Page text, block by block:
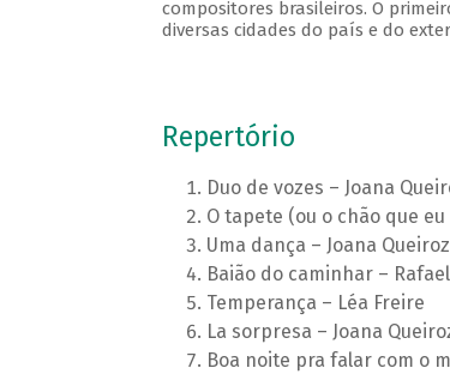
compositores brasileiros. O
diversas cidades do país e do
Repertório
Duo de vozes – Joana
O tapete (ou o chão que
Uma dança – Joana Queiroz
Baião do caminhar –
Temperança – Léa Freire
La sorpresa – Joana
Boa noite pra falar com o